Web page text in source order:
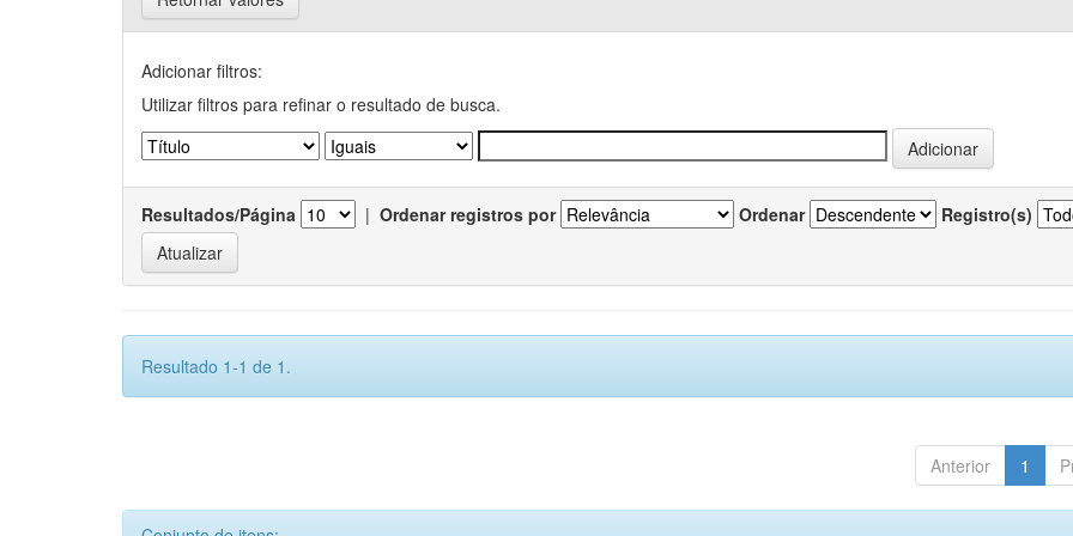
Adicionar filtros:
Utilizar filtros para refinar o resultado de busca.
Resultados/Página | Ordenar registros por Ordenar Registro(s)
Resultado 1-1 de 1.
Anterior 1